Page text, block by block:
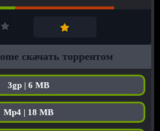
скачать торрентом
3gp | 6 MB
Mp4 | 18 MB